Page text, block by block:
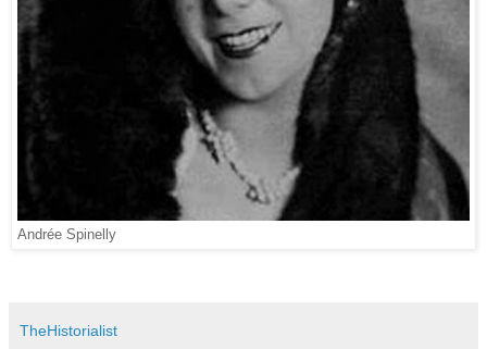
Andrée Spinelly
TheHistorialist